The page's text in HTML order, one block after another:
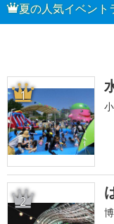
夏の人気イベント
1
2